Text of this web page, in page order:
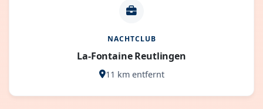
NACHTCLUB
La-Fontaine Reutlingen
11 km entfernt